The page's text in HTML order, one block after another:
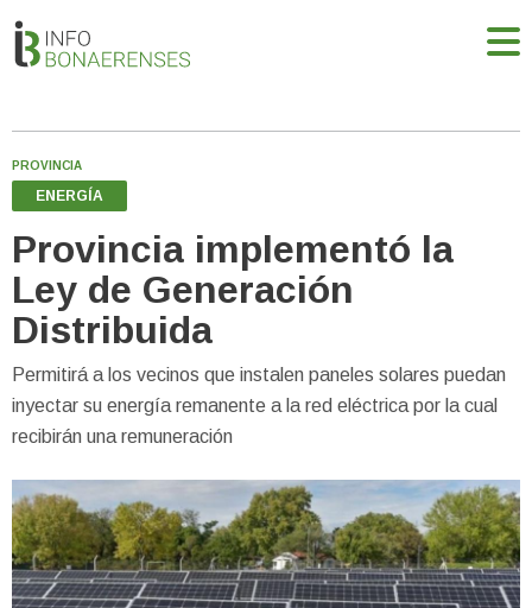
PROVINCIA
ENERGÍA
Provincia implementó la
Ley de Generación
Distribuida
Permitirá a los vecinos que instalen paneles solares puedan
inyectar su energía remanente a la red eléctrica por la cual
recibirán una remuneración